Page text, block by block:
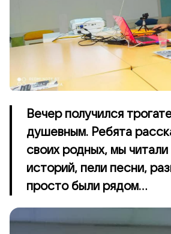
Вечер получился
душевным. Ребята
своих родных, мы
историй, пели песни,
просто были рядом…